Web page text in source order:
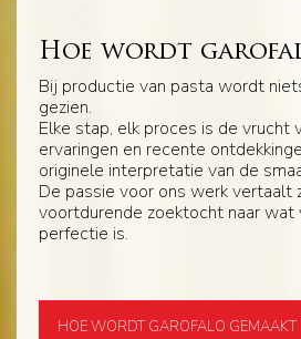
Hoe wordt
Bij productie van pasta wordt
gezien.
Elke stap, elk proces is de vrucht
ervaringen en recente
originele interpretatie van de
De passie voor ons werk vertaalt
voortdurende zoektocht naar wat
perfectie is.
HOE WORDT GAROFALO GEMAAKT